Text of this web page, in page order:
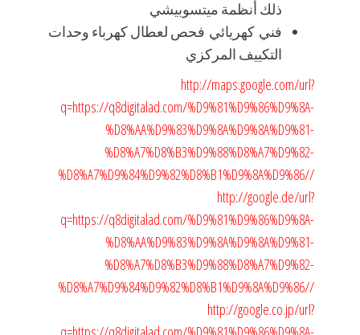
ذلك أنظمة ميتسوبيشي
فني كهريائي فحص لعطال كهرباء وحدات
التكييف المركزي
http://maps.google.com/url?
q=https://q8digitalad.com/%D9%81%D9%86%D9%8A-
%D8%AA%D9%83%D9%8A%D9%8A%D9%81-
%D8%A7%D8%B3%D9%88%D8%A7%D9%82-
%D8%A7%D9%84%D9%82%D8%B1%D9%8A%D9%86//
http://google.de/url?
q=https://q8digitalad.com/%D9%81%D9%86%D9%8A-
%D8%AA%D9%83%D9%8A%D9%8A%D9%81-
%D8%A7%D8%B3%D9%88%D8%A7%D9%82-
%D8%A7%D9%84%D9%82%D8%B1%D9%8A%D9%86//
http://google.co.jp/url?